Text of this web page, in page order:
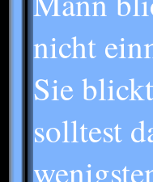
nicht
Sie
solltest